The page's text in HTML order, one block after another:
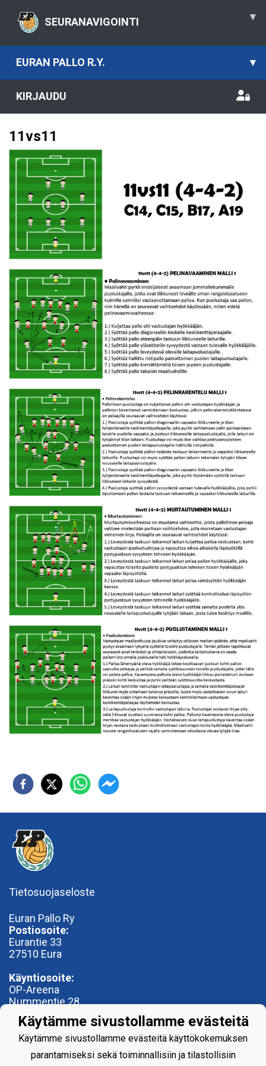
SEURANAVIGOINTI ▾
EURAN PALLO R.Y. ▾
KIRJAUDU
11vs11
Tietosuojaseloste
Euran Pallo Ry
Postiosoite:
Eurantie 33
27510 Eura
Käyntiosoite:
OP-Areena
Nummentie 28
27500 Kauttua
toimisto@euranpallo.fi
Käytämme sivustollamme evästeitä
Käytämme sivustollamme evästeitä käyttökokemuksen
parantamiseksi sekä toiminnallisiin ja tilastollisiin